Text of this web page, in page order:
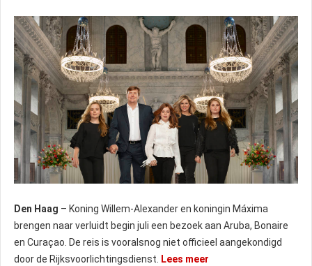
Den Haag – Koning Willem-Alexander en koningin Máxima
brengen naar verluidt begin juli een bezoek aan Aruba, Bonaire
en Curaçao. De reis is vooralsnog niet officieel aangekondigd
door de Rijksvoorlichtingsdienst. Lees meer